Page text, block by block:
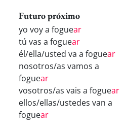
Futuro próximo
yo voy a foguear
tú vas a foguear
él/ella/usted va a foguear
nosotros/as vamos a
foguear
vosotros/as vais a foguear
ellos/ellas/ustedes van a
foguear